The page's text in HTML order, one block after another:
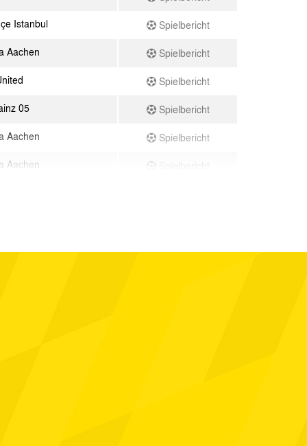
Istanbul
Spielbericht
Aachen
Spielbericht
Spielbericht
05
Spielbericht
Aachen
Spielbericht
Aachen
Aachen
Spielbericht
03